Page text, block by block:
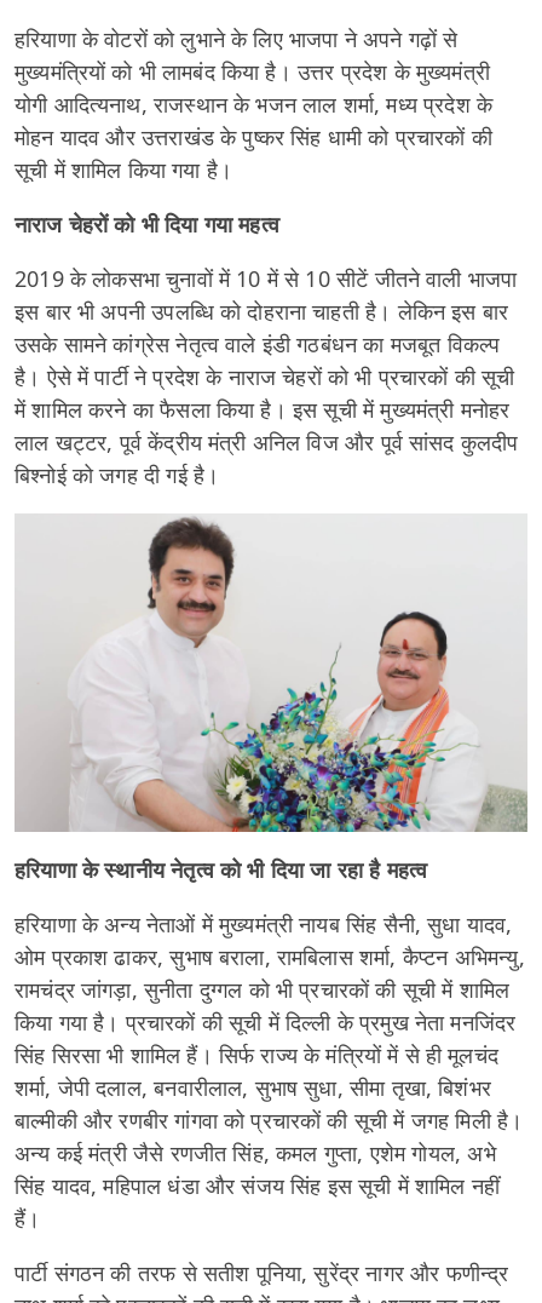
हरियाणा के वोटरों को लुभाने के लिए भाजपा ने अपने गढ़ों से
मुख्यमंत्रियों को भी लामबंद किया है। उत्तर प्रदेश के मुख्यमंत्री
योगी आदित्यनाथ, राजस्थान के भजन लाल शर्मा, मध्य प्रदेश के
मोहन यादव और उत्तराखंड के पुष्कर सिंह धामी को प्रचारकों की
सूची में शामिल किया गया है।
नाराज चेहरों को भी दिया गया महत्व
2019 के लोकसभा चुनावों में 10 में से 10 सीटें जीतने वाली भाजपा
इस बार भी अपनी उपलब्धि को दोहराना चाहती है। लेकिन इस बार
उसके सामने कांग्रेस नेतृत्व वाले इंडी गठबंधन का मजबूत विकल्प
है। ऐसे में पार्टी ने प्रदेश के नाराज चेहरों को भी प्रचारकों की सूची
में शामिल करने का फैसला किया है। इस सूची में मुख्यमंत्री मनोहर
लाल खट्टर, पूर्व केंद्रीय मंत्री अनिल विज और पूर्व सांसद कुलदीप
बिश्नोई को जगह दी गई है।
हरियाणा के स्थानीय नेतृत्व को भी दिया जा रहा है महत्व
हरियाणा के अन्य नेताओं में मुख्यमंत्री नायब सिंह सैनी, सुधा यादव,
ओम प्रकाश ढाकर, सुभाष बराला, रामबिलास शर्मा, कैप्टन अभिमन्यु,
रामचंद्र जांगड़ा, सुनीता दुग्गल को भी प्रचारकों की सूची में शामिल
किया गया है। प्रचारकों की सूची में दिल्ली के प्रमुख नेता मनजिंदर
सिंह सिरसा भी शामिल हैं। सिर्फ राज्य के मंत्रियों में से ही मूलचंद
शर्मा, जेपी दलाल, बनवारीलाल, सुभाष सुधा, सीमा तृखा, बिशंभर
बाल्मीकी और रणबीर गांगवा को प्रचारकों की सूची में जगह मिली है।
अन्य कई मंत्री जैसे रणजीत सिंह, कमल गुप्ता, एशेम गोयल, अभे
सिंह यादव, महिपाल धंडा और संजय सिंह इस सूची में शामिल नहीं
हैं।
पार्टी संगठन की तरफ से सतीश पूनिया, सुरेंद्र नागर और फणीन्द्र